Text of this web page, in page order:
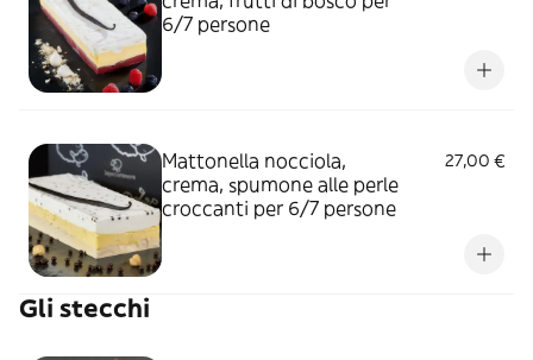
6/7 persone
Mattonella nocciola,
crema, spumone alle perle
croccanti per 6/7 persone
27,00 €
Gli stecchi